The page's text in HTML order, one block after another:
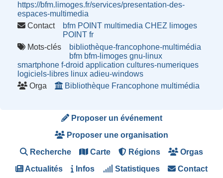
https://bfm.limoges.fr/services/presentation-des-
espaces-multimedia
Contact
bfm POINT multimedia CHEZ limoges
POINT fr
Mots-clés
bibliothèque-francophone-multimédia
bfm bfm-limoges gnu-linux
smartphone f-droid application cultures-numeriques
logiciels-libres linux adieu-windows
Orga
Bibliothèque Francophone multimédia
Proposer un événement
Proposer une organisation
Recherche Carte Régions Orgas
Actualités Infos Statistiques Contact